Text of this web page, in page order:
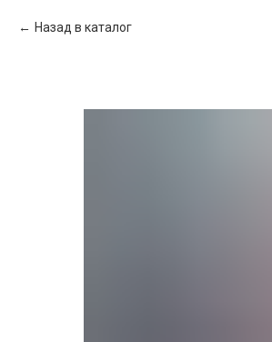
Назад в каталог